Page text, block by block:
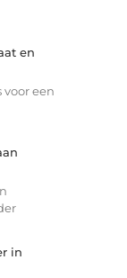
en
een
in